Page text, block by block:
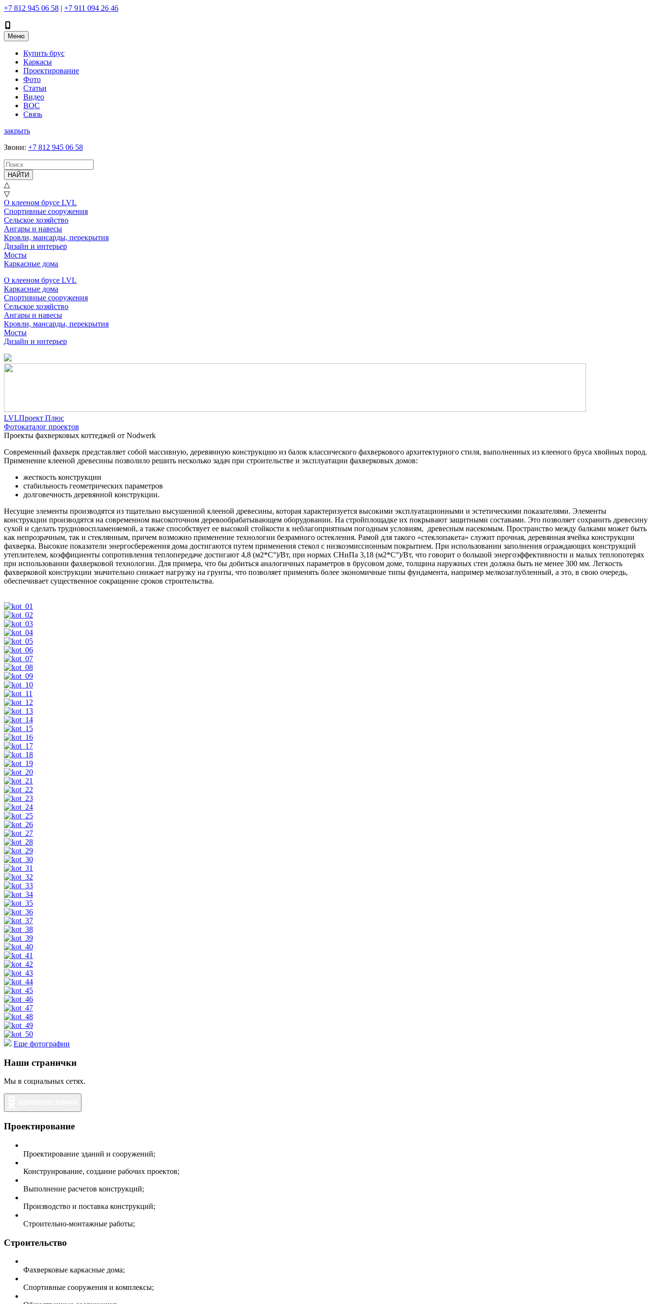
+7 812 945 06 58 | +7 911 094 26 46
Меню
Купить брус
Каркасы
Проектирование
Фото
Статьи
Видео
ВОС
Связь
закрыть
Звони: +7 812 945 06 58
НАЙТИ
△
▽
О клееном брусе LVL
Спортивные сооружения
Сельское хозяйство
Ангары и навесы
Кровли, мансарды, перекрытия
Дизайн и интерьер
Мосты
Каркасные дома
О клееном брусе LVL
Каркасные дома
Спортивные сооружения
Сельское хозяйство
Ангары и навесы
Кровли, мансарды, перекрытия
Мосты
Дизайн и интерьер
LVLПроект Плюс
Фотокаталог проектов
Проекты фахверковых коттеджей от Nodwerk
Современный фахверк представляет собой массивную, деревянную конструкцию из балок классического фахверкового архитектурного стиля, выполненных из клееного бруса хвойных пород.
Применение клееной древесины позволило решить несколько задач при строительстве и эксплуатации фахверковых домов:
жесткость конструкции
стабильность геометрических параметров
долговечность деревянной конструкции.
Несущие элементы производятся из тщательно высушенной клееной древесины, которая характеризуется высокими эксплуатационными и эстетическими показателями. Элементы
конструкции производятся на современном высокоточном деревообрабатывающем оборудовании. На стройплощадке их покрывают защитными составами. Это позволяет сохранить древесину
сухой и сделать трудновоспламеняемой, а также способствует ее высокой стойкости к неблагоприятным погодным условиям, древесным насекомым. Пространство между балками может быть
как непрозрачным, так и стеклянным, причем возможно применение технологии безрамного остекления. Рамой для такого «стеклопакета» служит прочная, деревянная ячейка конструкции
фахверка. Высокие показатели энергосбережения дома достигаются путем применения стекол с низкоэмиссионным покрытием. При использовании заполнения ограждающих конструкций
утеплителем, коэффициенты сопротивления теплопередаче достигают 4,8 (м2*С°)/Вт, при нормах СНиПа 3,18 (м2*С°)/Вт, что говорит о большой энергоэффективности и малых теплопотерях
при использовании фахверковой технологии. Для примера, что бы добиться аналогичных параметров в брусовом доме, толщина наружных стен должна быть не менее 300 мм. Легкость
фахверковой конструкции значительно снижает нагрузку на грунты, что позволяет применять более экономичные типы фундамента, например мелкозаглубленный, а это, в свою очередь,
обеспечивает существенное сокращение сроков строительства.
Еще фотографии
Наши странички
Мы в социальных сетях.
Проектирование
Проектирование зданий и сооружений;
Конструирование, создание рабочих проектов;
Выполнение расчетов конструкций;
Производство и поставка конструкций;
Строительно-монтажные работы;
Строительство
Фахверковые каркасные дома;
Спортивные сооружения и комплексы;